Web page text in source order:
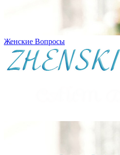
Женские Вопросы